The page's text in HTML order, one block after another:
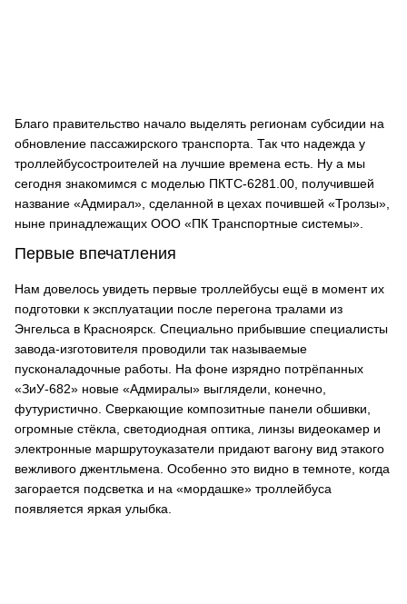
Благо правительство начало выделять регионам субсидии на
обновление пассажирского транспорта. Так что надежда у
троллейбусостроителей на лучшие времена есть. Ну а мы
сегодня знакомимся с моделью ПКТС-6281.00, получившей
название «Адмирал», сделанной в цехах почившей «Тролзы»,
ныне принадлежащих ООО «ПК Транспортные системы».
Первые впечатления
Нам довелось увидеть первые троллейбусы ещё в момент их
подготовки к эксплуатации после перегона тралами из
Энгельса в Красноярск. Специально прибывшие специалисты
завода-изготовителя проводили так называемые
пусконаладочные работы. На фоне изрядно потрёпанных
«ЗиУ-682» новые «Адмиралы» выглядели, конечно,
футуристично. Сверкающие композитные панели обшивки,
огромные стёкла, светодиодная оптика, линзы видеокамер и
электронные маршрутоуказатели придают вагону вид этакого
вежливого джентльмена. Особенно это видно в темноте, когда
загорается подсветка и на «мордашке» троллейбуса
появляется яркая улыбка.